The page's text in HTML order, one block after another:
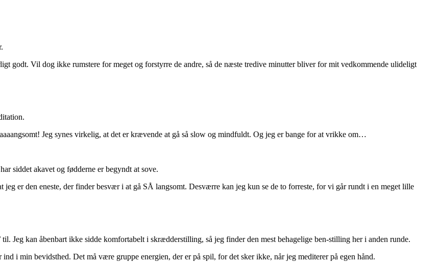
godt. Vil dog ikke rumstere for meget og forstyrre de andre, så de næste tredive minutter bliver for mit vedkommende ulideligt
Jeg synes virkelig, at det er krævende at gå så slow og mindfuldt. Og jeg er bange for at vrikke om…
siddet akavet og fødderne er begyndt at sove.
er den eneste, der finder besvær i at gå SÅ langsomt. Desværre kan jeg kun se de to forreste, for vi går rundt i en meget lille
Jeg kan åbenbart ikke sidde komfortabelt i skrædderstilling, så jeg finder den mest behagelige ben-stilling her i anden runde.
i min bevidsthed. Det må være gruppe energien, der er på spil, for det sker ikke, når jeg mediterer på egen hånd.